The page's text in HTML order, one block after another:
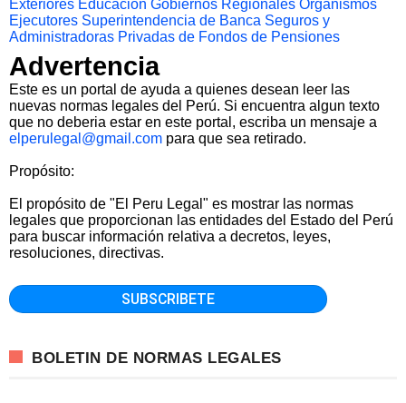
Exteriores Educacion Gobiernos Regionales Organismos
Ejecutores Superintendencia de Banca Seguros y
Administradoras Privadas de Fondos de Pensiones
Advertencia
Este es un portal de ayuda a quienes desean leer las
nuevas normas legales del Perú. Si encuentra algun texto
que no deberia estar en este portal, escriba un mensaje a
elperulegal@gmail.com para que sea retirado.
Propósito:
El propósito de "El Peru Legal" es mostrar las normas
legales que proporcionan las entidades del Estado del Perú
para buscar información relativa a decretos, leyes,
resoluciones, directivas.
BOLETIN DE NORMAS LEGALES